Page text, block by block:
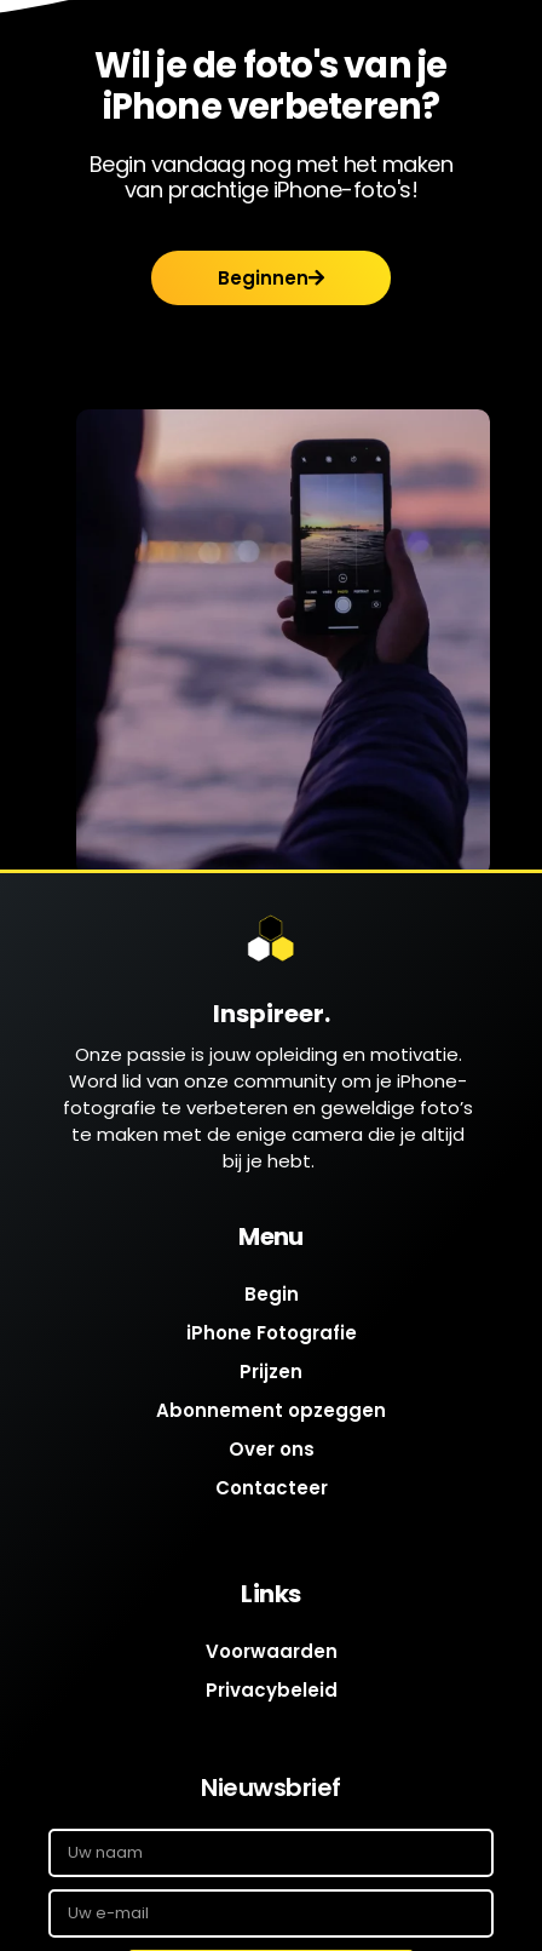
Wil je de foto's van je
iPhone verbeteren?
Begin vandaag nog met het maken
van prachtige iPhone-foto's!
Beginnen
Inspireer.
Onze passie is jouw opleiding en motivatie.
Word lid van onze community om je iPhone-
fotografie te verbeteren en geweldige foto’s
te maken met de enige camera die je altijd
bij je hebt.
Menu
Begin
iPhone Fotografie
Prijzen
Abonnement opzeggen
Over ons
Contacteer
Links
Voorwaarden
Privacybeleid
Nieuwsbrief